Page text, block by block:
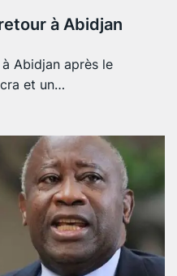
à Abidjan
Abidjan après le
et un…